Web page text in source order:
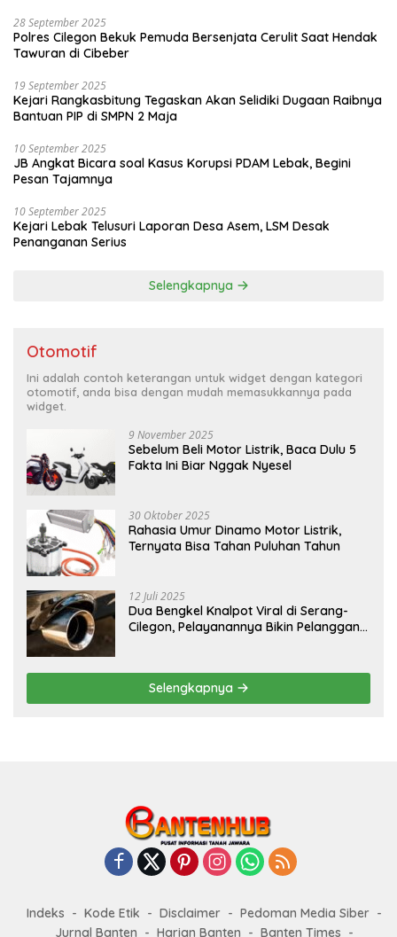
28 September 2025
Polres Cilegon Bekuk Pemuda Bersenjata Cerulit Saat Hendak
Tawuran di Cibeber
19 September 2025
Kejari Rangkasbitung Tegaskan Akan Selidiki Dugaan Raibnya
Bantuan PIP di SMPN 2 Maja
10 September 2025
JB Angkat Bicara soal Kasus Korupsi PDAM Lebak, Begini
Pesan Tajamnya
10 September 2025
Kejari Lebak Telusuri Laporan Desa Asem, LSM Desak
Penanganan Serius
Selengkapnya
Otomotif
Ini adalah contoh keterangan untuk widget dengan kategori
otomotif, anda bisa dengan mudah memasukkannya pada
widget.
9 November 2025
Sebelum Beli Motor Listrik, Baca Dulu 5
Fakta Ini Biar Nggak Nyesel
30 Oktober 2025
Rahasia Umur Dinamo Motor Listrik,
Ternyata Bisa Tahan Puluhan Tahun
12 Juli 2025
Dua Bengkel Knalpot Viral di Serang-
Cilegon, Pelayanannya Bikin Pelanggan
Selengkapnya
Indeks Kode Etik Disclaimer
Pedoman Media Siber
Jurnal Banten
Harian Banten Banten Times